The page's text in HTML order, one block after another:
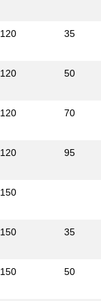
120 35
120 50
120 70
120 95
150
150 35
150 50